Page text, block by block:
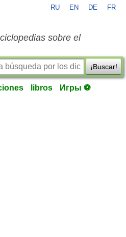
RU EN DE FR
sobre el
¡Buscar!
libros Игры ⚽